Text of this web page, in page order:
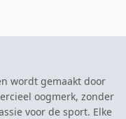
wordt gemaakt door
oogmerk, zonder
voor de sport. Elke